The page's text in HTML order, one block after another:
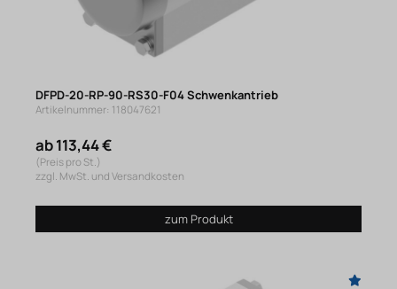
DFPD-20-RP-90-RS30-F04 Schwenkantrieb
Artikelnummer: 118047621
ab 113,44 €
(Preis pro St.)
zzgl. MwSt. und Versandkosten
zum Produkt